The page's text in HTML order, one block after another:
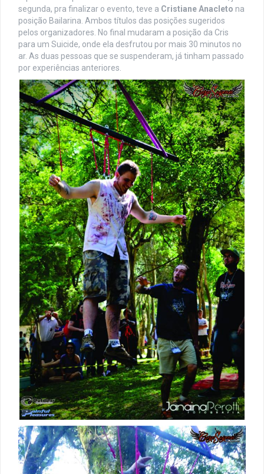
segunda, pra finalizar o evento, teve a Cristiane Anacleto na
posição Bailarina. Ambos títulos das posições sugeridos
pelos organizadores. No final mudaram a posição da Cris
para um Suicide, onde ela desfrutou por mais 30 minutos no
ar. As duas pessoas que se suspenderam, já tinham passado
por experiências anteriores.